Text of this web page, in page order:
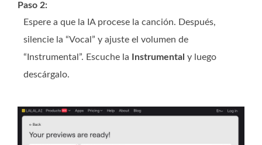
Paso 2:
Espere a que la IA procese la canción. Después,
silencie la “Vocal” y ajuste el volumen de
“Instrumental”. Escuche la
Instrumental y luego
descárgalo.